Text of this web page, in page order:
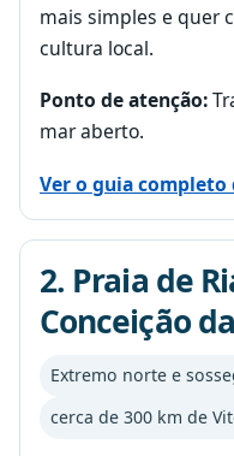
mais simples e quer
cultura local.
Ponto de atenção:
mar aberto.
Ver o guia completo
2. Praia de
Conceição
Extremo norte e
cerca de 300 km de